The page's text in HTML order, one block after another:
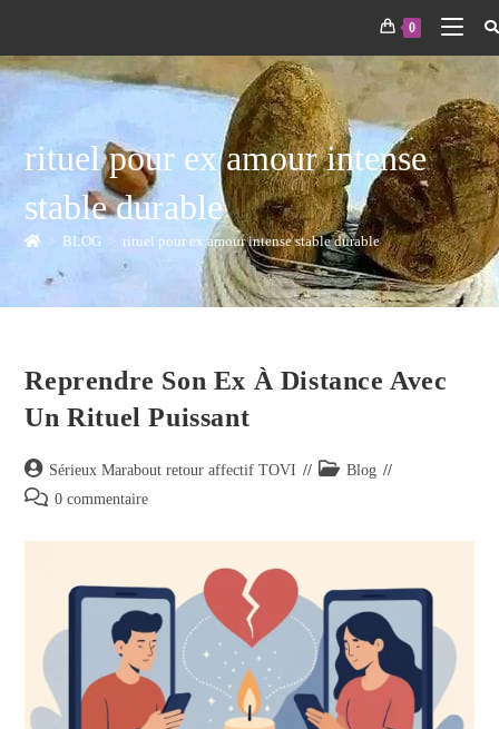
0
rituel pour ex amour intense
stable durable
> BLOG > rituel pour ex amour intense stable durable
Reprendre Son Ex À Distance Avec
Un Rituel Puissant
Sérieux Marabout retour affectif TOVI
Blog
0 commentaire